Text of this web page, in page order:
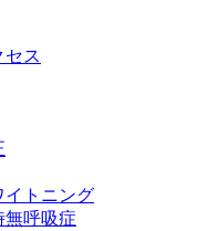
セス
イトニング
無呼吸症